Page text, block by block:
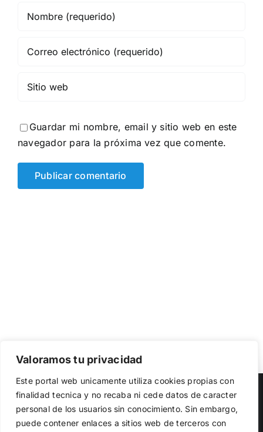
Valoramos tu privacidad
Este portal web unicamente utiliza cookies propias con
finalidad tecnica y no recaba ni cede datos de caracter
personal de los usuarios sin conocimiento. Sin embargo,
puede contener enlaces a sitios web de terceros con
Guardar mi nombre, email y sitio web en este
navegador para la próxima vez que comente.
Copyright 2023 | Democracia Nacional | All Rights Reserved
Facebook
TwitterInstagram
el funcionamiento de la web, medir su uso y mejorar
nuestros servicios. Puede aceptar todas las cookies,
rechazar las no necesarias o configurar sus preferencias.
Política de cookies